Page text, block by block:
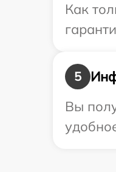
Как
5
Вы